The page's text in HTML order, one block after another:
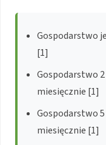
Gospodarstwo
[1]
Gospodarstwo 2
miesięcznie [1]
Gospodarstwo 5
miesięcznie [1]